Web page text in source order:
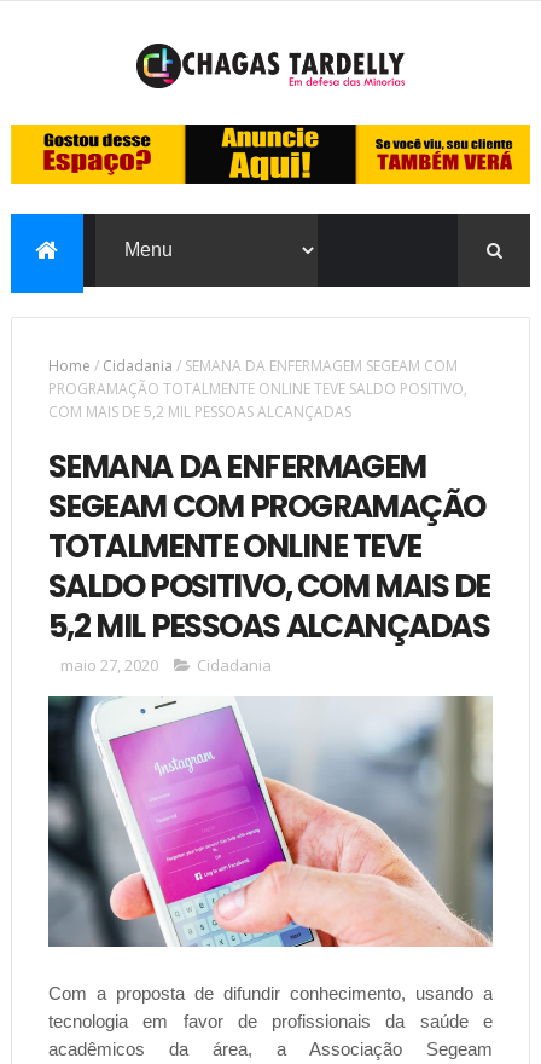
Home / Cidadania / SEMANA DA ENFERMAGEM SEGEAM COM
PROGRAMAÇÃO TOTALMENTE ONLINE TEVE SALDO POSITIVO,
COM MAIS DE 5,2 MIL PESSOAS ALCANÇADAS
SEMANA DA ENFERMAGEM
SEGEAM COM PROGRAMAÇÃO
TOTALMENTE ONLINE TEVE
SALDO POSITIVO, COM MAIS DE
5,2 MIL PESSOAS ALCANÇADAS
maio 27, 2020 Cidadania
Com a proposta de difundir conhecimento, usando a
tecnologia em favor de profissionais da saúde e
acadêmicos da área, a Associação Segeam